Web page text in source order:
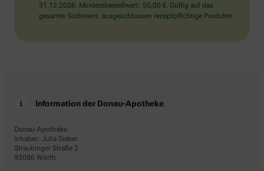
31.12.2026. Mindestbestellwert: 50,00 €. Gültig auf das
gesamte Sortiment, ausgeschlossen rezeptpflichtige Produkte.
Information der Donau-Apotheke
Donau-Apotheke
Inhaber: Julia Sieber
Straubinger Straße 2
93086 Wörth